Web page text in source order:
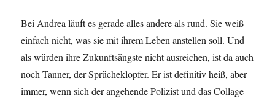
Bei Andrea läuft es gerade alles andere als rund. Sie weiß
einfach nicht, was sie mit ihrem Leben anstellen soll. Und
als würden ihre Zukunftsängste nicht ausreichen, ist da auch
noch Tanner, der Sprücheklopfer. Er ist definitiv heiß, aber
immer, wenn sich der angehende Polizist und das Collage